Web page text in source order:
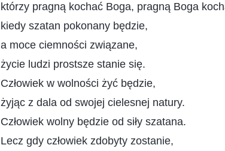
którzy pragną kochać Boga, pragną Boga
kiedy szatan pokonany będzie,
a moce ciemności związane,
życie ludzi prostsze stanie się.
Człowiek w wolności żyć będzie,
żyjąc z dala od swojej cielesnej natury.
Człowiek wolny będzie od siły szatana.
Lecz gdy człowiek zdobyty zostanie,